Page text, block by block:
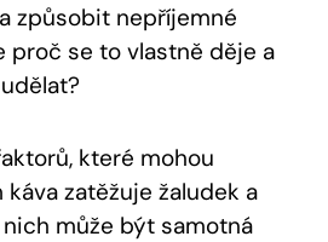
způsobit nepříjemné
proč se to vlastně děje a
které mohou
zatěžuje žaludek a
může být samotná